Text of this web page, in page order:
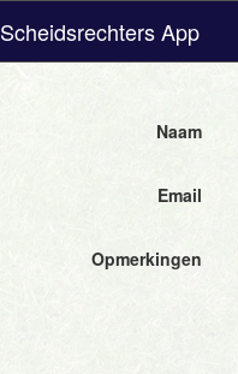
Scheidsrechters App
Naam
Email
Opmerkingen